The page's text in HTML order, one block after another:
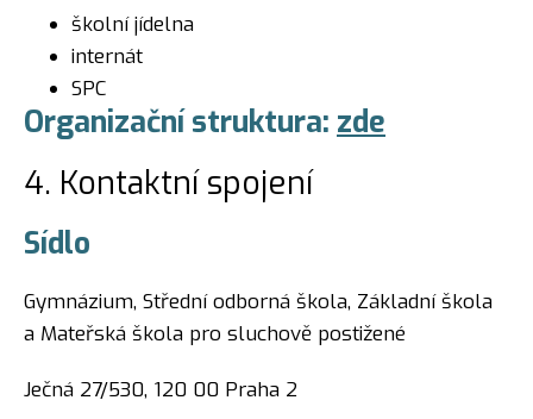
školní jídelna
internát
SPC
Organizační struktura: zde
4. Kontaktní spojení
Sídlo
Gymnázium, Střední odborná škola, Základní škola
a Mateřská škola pro sluchově postižené
Ječná 27/530, 120 00 Praha 2